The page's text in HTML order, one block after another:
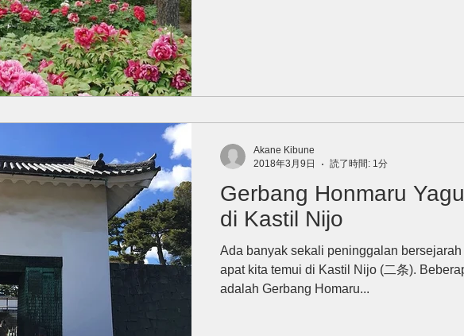
Gerbang Honmaru
di Kastil Nijo
Ada banyak sekali peninggalan bersejarah
apat kita temui di Kastil Nijo (二条).
adalah Gerbang Homaru...
Akane Kibune
2018年3月9日
読了時間: 1分